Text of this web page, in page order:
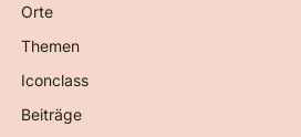
Orte
Themen
Iconclass
Beiträge